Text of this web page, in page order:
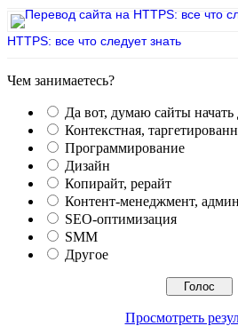
HTTPS: все что следует знать
Чем занимаетесь?
Да вот, думаю сайты начать
Контекстная,
Программирование
Дизайн
Копирайт, рерайт
Контент-менеджмент,
SEO-оптимизация
SMM
Другое
Просмотреть